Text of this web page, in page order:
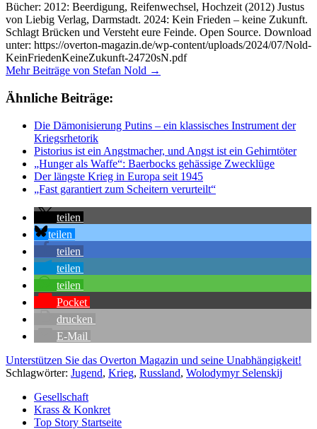
Bücher: 2012: Beerdigung, Reifenwechsel, Hochzeit (2012) Justus
von Liebig Verlag, Darmstadt. 2024: Kein Frieden – keine Zukunft.
Schlagt Brücken und Versteht eure Feinde. Open Source. Download
unter: https://overton-magazin.de/wp-content/uploads/2024/07/Nold-
KeinFriedenKeineZukunft-24720sN.pdf
Mehr Beiträge von Stefan Nold →
Ähnliche Beiträge:
Die Dämonisierung Putins – ein klassisches Instrument der
Kriegsrhetorik
Pistorius ist ein Angstmacher, und Angst ist ein Gehirntöter
„Hunger als Waffe“: Baerbocks gehässige Zwecklüge
Der längste Krieg in Europa seit 1945
„Fast garantiert zum Scheitern verurteilt“
teilen
teilen
teilen
teilen
teilen
Pocket
drucken
E-Mail
Unterstützen Sie das Overton Magazin und seine Unabhängigkeit!
Schlagwörter: Jugend, Krieg, Russland, Wolodymyr Selenskij
Gesellschaft
Krass & Konkret
Top Story Startseite